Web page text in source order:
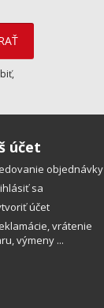
účet
objednávky
sa
účet
vrátenie
výmeny ...